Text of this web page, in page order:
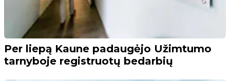
Per liepą Kaune padaugėjo Užimtumo
tarnyboje registruotų bedarbių